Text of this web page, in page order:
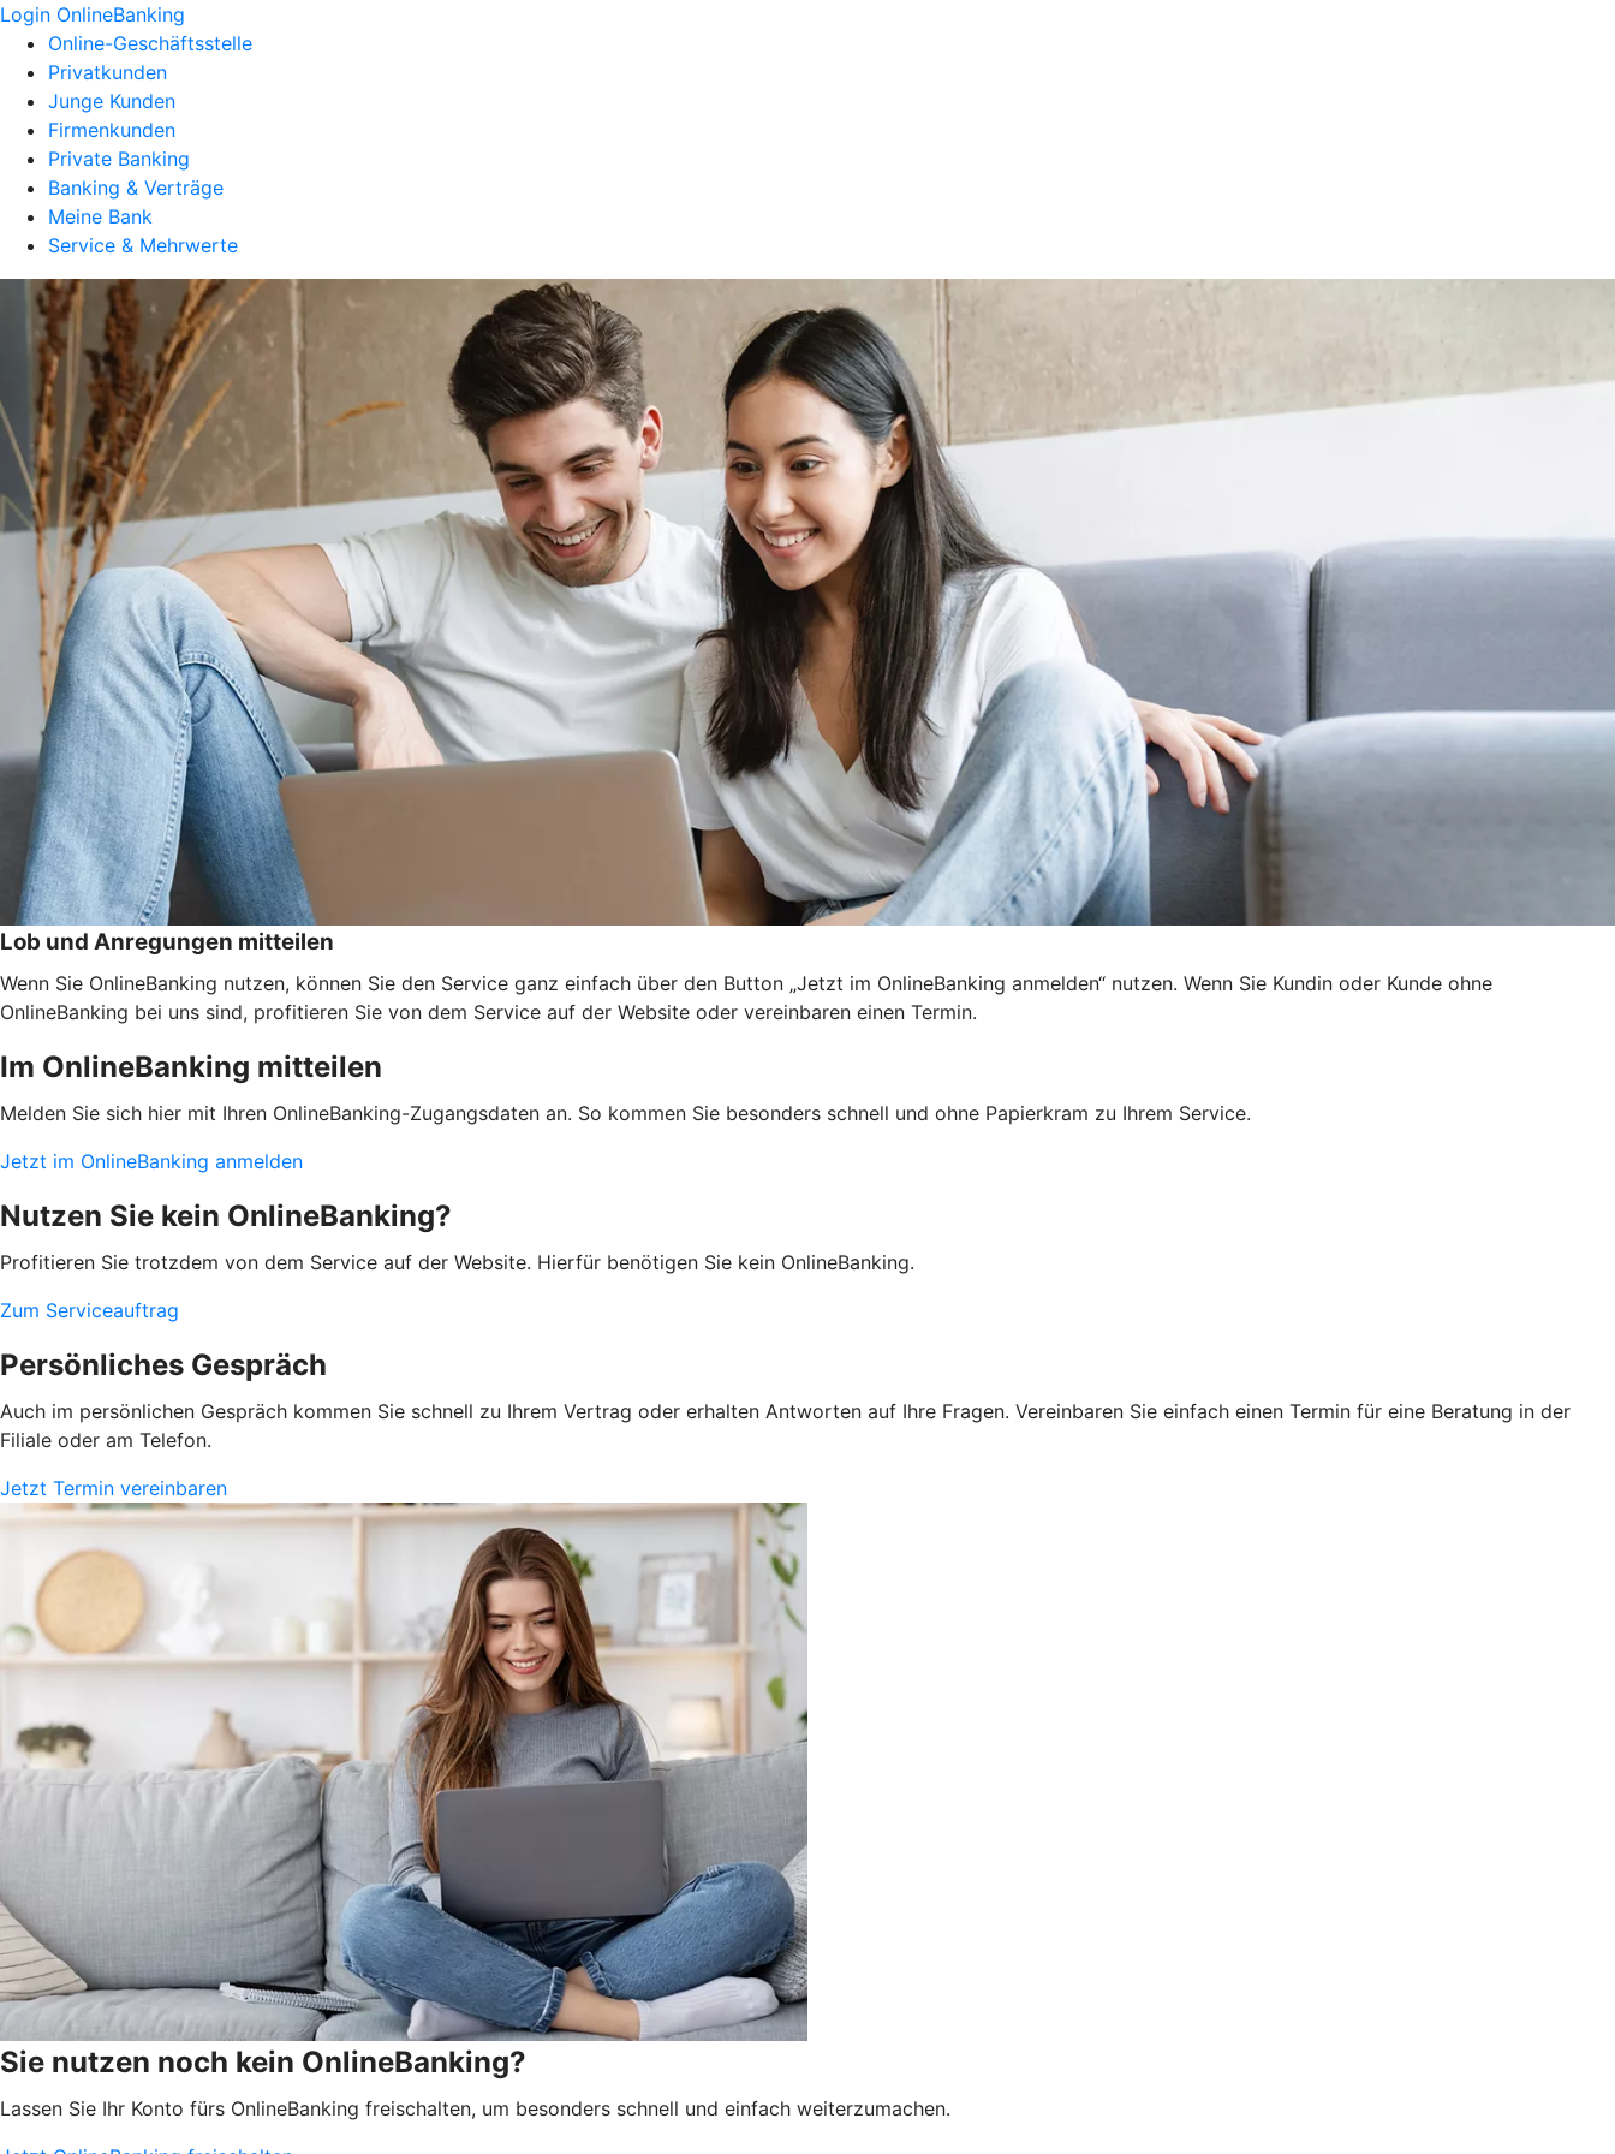
Login OnlineBanking
Online-Geschäftsstelle
Privatkunden
Junge Kunden
Firmenkunden
Private Banking
Banking & Verträge
Meine Bank
Service & Mehrwerte
Lob und Anregungen mitteilen
Wenn Sie OnlineBanking nutzen, können Sie den Service ganz einfach über den Button „Jetzt im OnlineBanking anmelden“ nutzen. Wenn Sie Kundin oder Kunde ohne
OnlineBanking bei uns sind, profitieren Sie von dem Service auf der Website oder vereinbaren einen Termin.
Im OnlineBanking mitteilen
Melden Sie sich hier mit Ihren OnlineBanking-Zugangsdaten an. So kommen Sie besonders schnell und ohne Papierkram zu Ihrem Service.
Jetzt im OnlineBanking anmelden
Nutzen Sie kein OnlineBanking?
Profitieren Sie trotzdem von dem Service auf der Website. Hierfür benötigen Sie kein OnlineBanking.
Zum Serviceauftrag
Persönliches Gespräch
Auch im persönlichen Gespräch kommen Sie schnell zu Ihrem Vertrag oder erhalten Antworten auf Ihre Fragen. Vereinbaren Sie einfach einen Termin für eine Beratung in der
Filiale oder am Telefon.
Jetzt Termin vereinbaren
Sie nutzen noch kein OnlineBanking?
Lassen Sie Ihr Konto fürs OnlineBanking freischalten, um besonders schnell und einfach weiterzumachen.